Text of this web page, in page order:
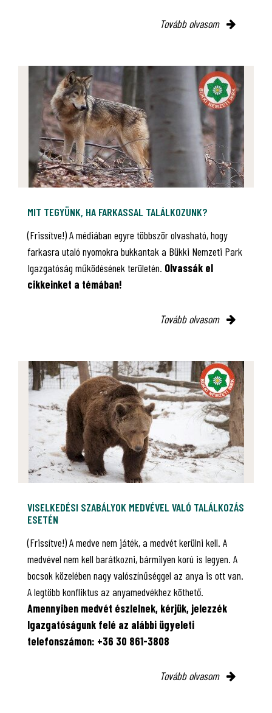
Tovább olvasom
MIT TEGYÜNK, HA FARKASSAL TALÁLKOZUNK?
(Frissítve!) A médiában egyre többször olvasható, hogy
farkasra utaló nyomokra bukkantak a Bükki Nemzeti Park
Igazgatóság működésének területén. Olvassák el
cikkeinket a témában!
Tovább olvasom
VISELKEDÉSI SZABÁLYOK MEDVÉVEL VALÓ TALÁLKOZÁS
ESETÉN
(Frissítve!) A medve nem játék, a medvét kerülni kell. A
medvével nem kell barátkozni, bármilyen korú is legyen. A
bocsok közelében nagy valószínűséggel az anya is ott van.
A legtöbb konfliktus az anyamedvékhez köthető.
Amennyiben medvét észlelnek, kérjük, jelezzék
Igazgatóságunk felé az alábbi ügyeleti
telefonszámon: +36 30 861-3808
Tovább olvasom